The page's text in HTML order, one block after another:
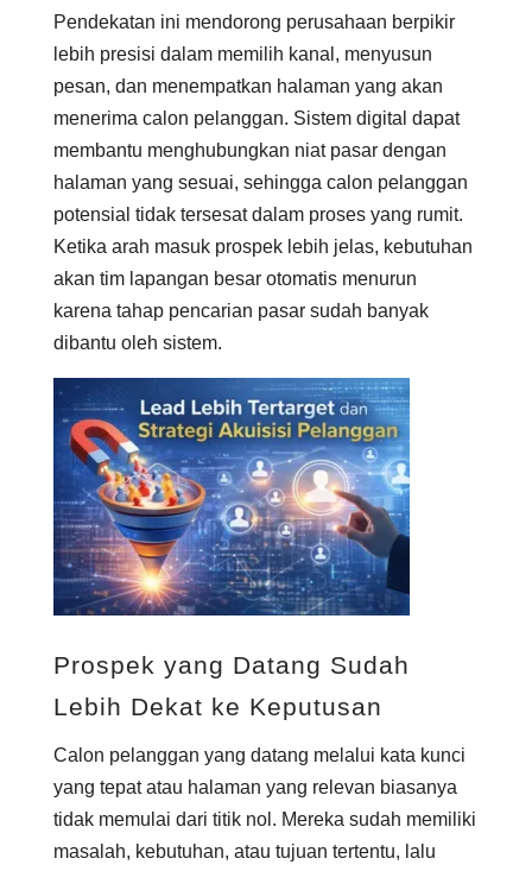
Pendekatan ini mendorong perusahaan berpikir
lebih presisi dalam memilih kanal, menyusun
pesan, dan menempatkan halaman yang akan
menerima calon pelanggan. Sistem digital dapat
membantu menghubungkan niat pasar dengan
halaman yang sesuai, sehingga calon pelanggan
potensial tidak tersesat dalam proses yang rumit.
Ketika arah masuk prospek lebih jelas, kebutuhan
akan tim lapangan besar otomatis menurun
karena tahap pencarian pasar sudah banyak
dibantu oleh sistem.
Prospek yang Datang Sudah
Lebih Dekat ke Keputusan
Calon pelanggan yang datang melalui kata kunci
yang tepat atau halaman yang relevan biasanya
tidak memulai dari titik nol. Mereka sudah memiliki
masalah, kebutuhan, atau tujuan tertentu, lalu